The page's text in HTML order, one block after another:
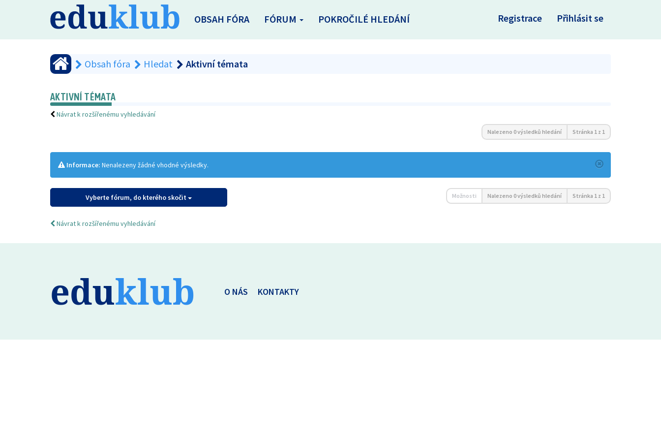
OBSAH FÓRA FÓRUM POKROČILÉ HLEDÁNÍ Registrace Přihlásit se
Obsah fóra Hledat Aktivní témata
AKTIVNÍ TÉMATA
Návrat k rozšířenému vyhledávání
Nalezeno 0 výsledků hledání Stránka 1 z 1
Informace: Nenalezeny žádné vhodné výsledky.
Možnosti Nalezeno 0 výsledků hledání Stránka 1 z 1
Vyberte fórum, do kterého skočit
Návrat k rozšířenému vyhledávání
eduklub O NÁS KONTAKTY